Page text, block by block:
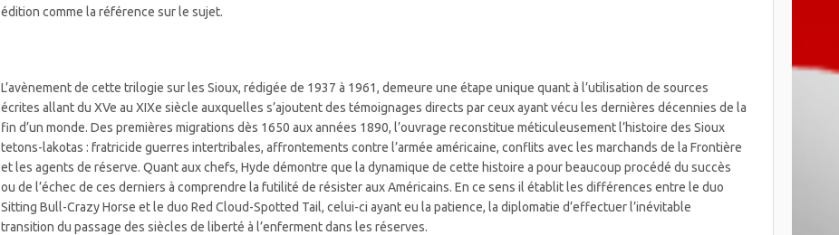
édition comme la référence sur le sujet.
L’avènement de cette trilogie sur les Sioux, rédigée de 1937 à 1961, demeure une étape unique quant à l’utilisation de sources
écrites allant du XVe au XIXe siècle auxquelles s’ajoutent des témoignages directs par ceux ayant vécu les dernières décennies de la
fin d’un monde. Des premières migrations dès 1650 aux années 1890, l’ouvrage reconstitue méticuleusement l’histoire des Sioux
tetons-lakotas : fratricide guerres intertribales, affrontements contre l’armée américaine, conflits avec les marchands de la Frontière
et les agents de réserve. Quant aux chefs, Hyde démontre que la dynamique de cette histoire a pour beaucoup procédé du succès
ou de l’échec de ces derniers à comprendre la futilité de résister aux Américains. En ce sens il établit les différences entre le duo
Sitting Bull-Crazy Horse et le duo Red Cloud-Spotted Tail, celui-ci ayant eu la patience, la diplomatie d’effectuer l’inévitable
transition du passage des siècles de liberté à l’enferment dans les réserves.